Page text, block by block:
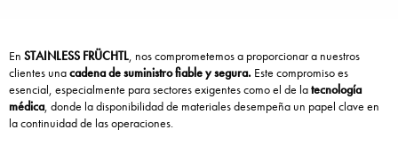
En STAINLESS FRÜCHTL, nos comprometemos a proporcionar a nuestros
clientes unacadena de suministro fiable y segura. Este compromiso es
esencial, especialmente para sectores exigentes como el de latecnología
médica, donde la disponibilidad de materiales desempeña un papel clave en
la continuidad de las operaciones.